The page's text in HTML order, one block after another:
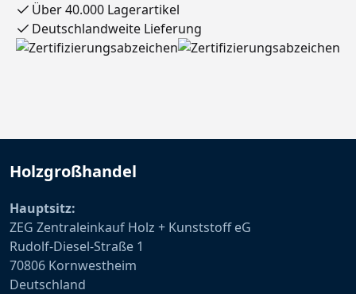
Über 40.000 Lagerartikel
Deutschlandweite Lieferung
Holzgroßhandel
Hauptsitz:
ZEG Zentraleinkauf Holz + Kunststoff eG
Rudolf-Diesel-Straße 1
70806 Kornwestheim
Deutschland